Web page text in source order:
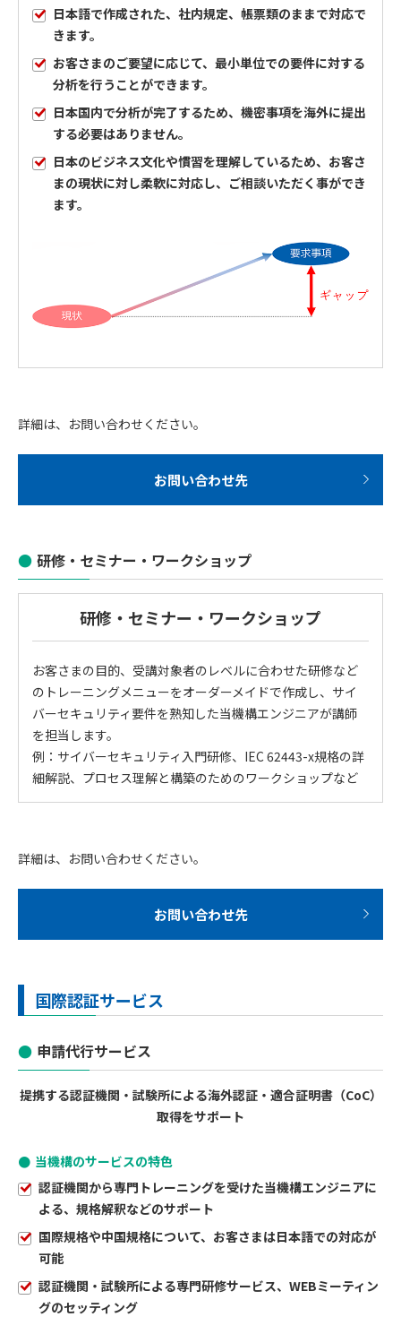
日本語で作成された、社内規定、帳票類のままで対応で
きます。
お客さまのご要望に応じて、最小単位での要件に対する
分析を行うことができます。
日本国内で分析が完了するため、機密事項を海外に提出
する必要はありません。
日本のビジネス文化や慣習を理解しているため、お客さ
まの現状に対し柔軟に対応し、ご相談いただく事ができ
ます。
詳細は、お問い合わせください。
お問い合わせ先
研修・セミナー・ワークショップ
研修・セミナー・ワークショップ
お客さまの目的、受講対象者のレベルに合わせた研修など
のトレーニングメニューをオーダーメイドで作成し、サイ
バーセキュリティ要件を熟知した当機構エンジニアが講師
を担当します。
例：サイバーセキュリティ入門研修、IEC 62443-x規格の詳
細解説、プロセス理解と構築のためのワークショップなど
詳細は、お問い合わせください。
お問い合わせ先
国際認証サービス
申請代行サービス
提携する認証機関・試験所による海外認証・適合証明書（CoC）
取得をサポート
当機構のサービスの特色
認証機関から専門トレーニングを受けた当機構エンジニアに
よる、規格解釈などのサポート
国際規格や中国規格について、お客さまは日本語での対応が
可能
認証機関・試験所による専門研修サービス、WEBミーティン
グのセッティング